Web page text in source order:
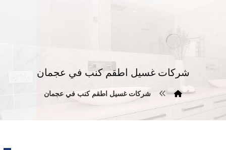
شركات غسيل اطقم كنب في عجمان
شركات غسيل اطقم كنب في عجمان